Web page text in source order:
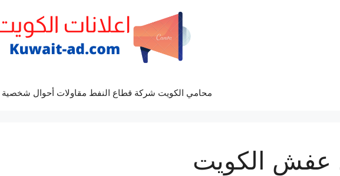
محامي الكويت شركة قطاع النفط مقاولات أحوال
عفش الكويت